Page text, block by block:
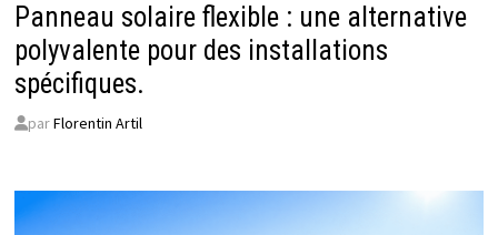
Panneau solaire flexible : une alternative
polyvalente pour des installations
spécifiques.
parFlorentin Artil